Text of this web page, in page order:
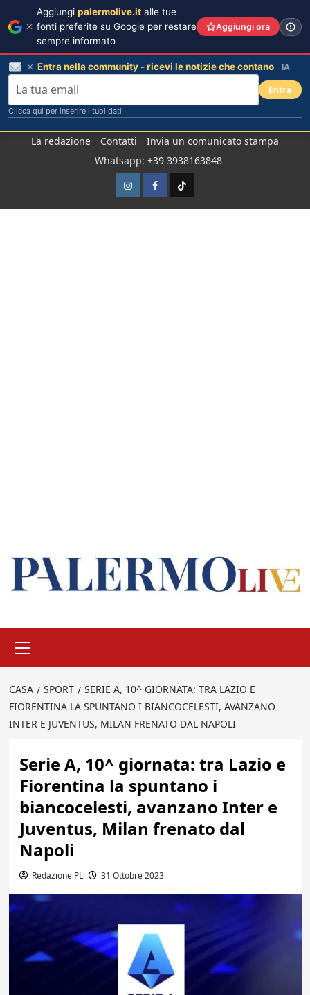
La redazione Contatti
Invia un comunicato stampa
Whatsapp: +39 3938163848
InstagramFacebook
TikTok
principale
CASA SPORT
SERIE A, 10^ GIORNATA: TRA LAZIO E
FIORENTINA LA SPUNTANO I BIANCOCELESTI, AVANZANO
INTER E JUVENTUS, MILAN FRENATO DAL NAPOLI
Serie A, 10^ giornata: tra Lazio e
Fiorentina la spuntano i
biancocelesti, avanzano Inter e
Juventus, Milan frenato dal
Napoli
Redazione PL 31 Ottobre 2023
Aggiungi palermolive.it alle tue
fonti preferite su Google per restare
sempre informato
Aggiungi ora
Entra nella community - ricevi le notizie che contano IA
Entra
Clicca qui per inserire i tuoi dati